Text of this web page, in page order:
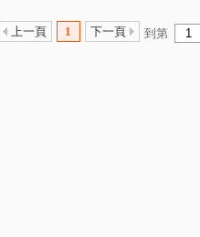
上一頁 1 下一頁 到第